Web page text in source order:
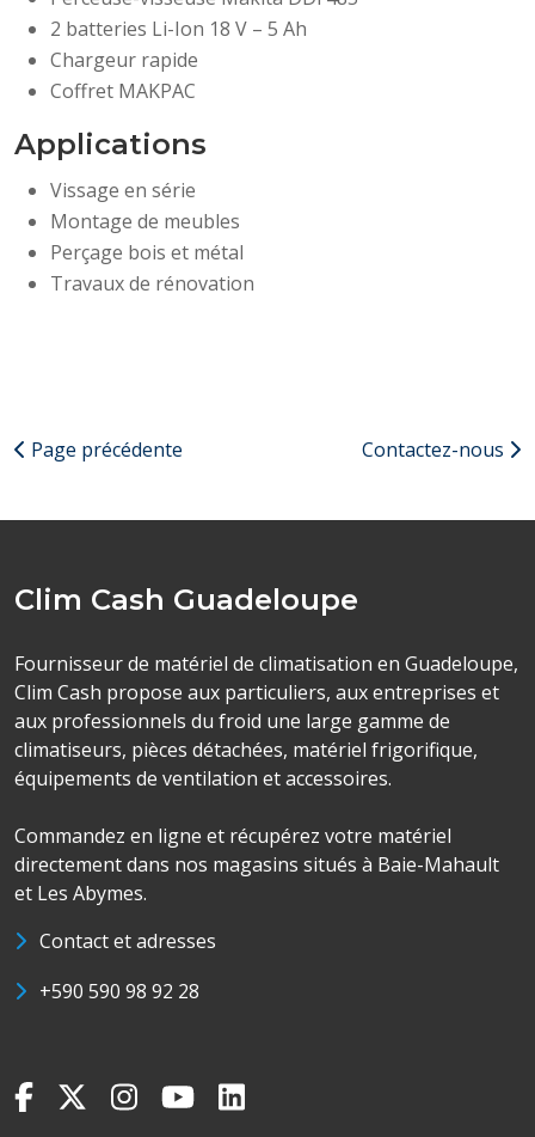
2 batteries Li-Ion 18 V – 5 Ah
Chargeur rapide
Coffret MAKPAC
Applications
Vissage en série
Montage de meubles
Perçage bois et métal
Travaux de rénovation
Page précédente Contactez-nous
Clim Cash Guadeloupe
Fournisseur de matériel de climatisation en Guadeloupe,
Clim Cash propose aux particuliers, aux entreprises et
aux professionnels du froid une large gamme de
climatiseurs, pièces détachées, matériel frigorifique,
équipements de ventilation et accessoires.
Commandez en ligne et récupérez votre matériel
directement dans nos magasins situés à Baie-Mahault
et Les Abymes.
Contact et adresses
+590 590 98 92 28